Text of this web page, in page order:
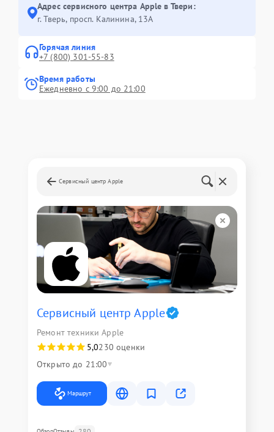
Адрес сервисного центра Apple в Твери:
г. Тверь, просп. Калинина, 13А
Горячая линия
+7 (800) 301-55-83
Время работы
Ежедневно с 9:00 до 21:00
Сервисный центр Apple
Сервисный центр Apple
Ремонт техники Apple
5,0230 оценки
Открыто до 21:00
Маршрут